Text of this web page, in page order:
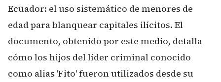
Ecuador: el uso sistemático de menores de
edad para blanquear capitales ilícitos. El
documento, obtenido por este medio, detalla
cómo los hijos del líder criminal conocido
como alias 'Fito' fueron utilizados desde su